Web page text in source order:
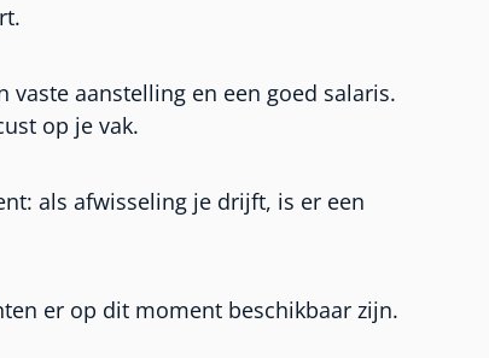
aanstelling en een goed salaris.
op je vak.
als afwisseling je drijft, is er een
er op dit moment beschikbaar zijn.